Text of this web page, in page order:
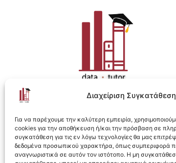
Διαχείριση
Για να παρέχουμε την καλύτερη εμπειρία,
cookies για την αποθήκευση ή/και την πρόσβαση σε
συγκατάθεση για τις εν λόγω τεχνολογίες θα μας
δεδομένα προσωπικού χαρακτήρα, όπως συμπεριφορά
αναγνωριστικά σε αυτόν τον ιστότοπο. Η μη
Η ολοκληρωμένη e-learning